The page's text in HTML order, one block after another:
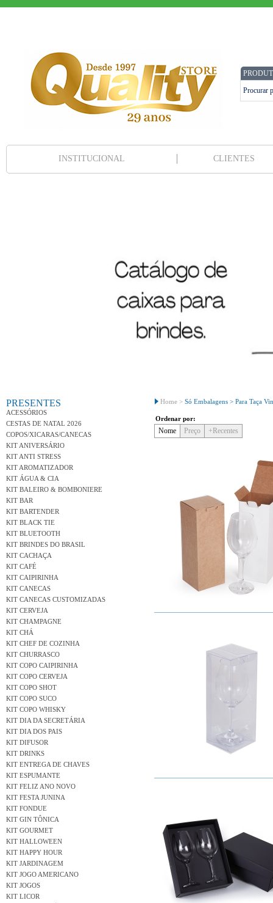
INSTITUCIONAL CLIENTES
PRESENTES
ACESSÓRIOS
CESTAS DE NATAL 2026
COPOS/XICARAS/CANECAS
KIT ANIVERSÁRIO
KIT ANTI STRESS
KIT AROMATIZADOR
KIT ÁGUA & CIA
KIT BALEIRO & BOMBONIERE
KIT BAR
KIT BARTENDER
KIT BLACK TIE
KIT BLUETOOTH
KIT BRINDES DO BRASIL
KIT CACHAÇA
KIT CAFÉ
KIT CAIPIRINHA
KIT CANECAS
KIT CANECAS CUSTOMIZADAS
KIT CERVEJA
KIT CHAMPAGNE
KIT CHÁ
KIT CHEF DE COZINHA
KIT CHURRASCO
KIT COPO CAIPIRINHA
KIT COPO CERVEJA
KIT COPO SHOT
KIT COPO SUCO
KIT COPO WHISKY
KIT DIA DA SECRETÁRIA
KIT DIA DOS PAIS
KIT DIFUSOR
KIT DRINKS
KIT ENTREGA DE CHAVES
KIT ESPUMANTE
KIT FELIZ ANO NOVO
KIT FESTA JUNINA
KIT FONDUE
KIT GIN TÔNICA
KIT GOURMET
KIT HALLOWEEN
KIT HAPPY HOUR
KIT JARDINAGEM
KIT JOGO AMERICANO
KIT JOGOS
KIT LICOR
Home > Só Embalagens > Para Taça
Ordenar por:
Nome Preço +Recentes